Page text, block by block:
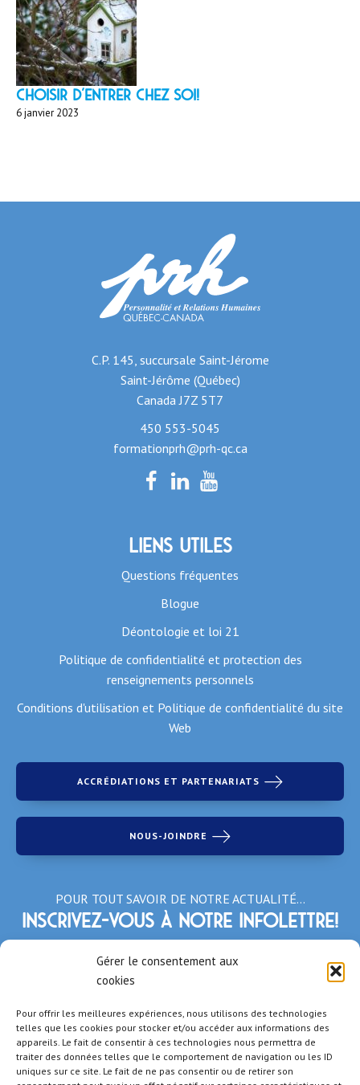
Gérer le consentement aux
cookies
Pour offrir les meilleures expériences, nous utilisons des technologies
telles que les cookies pour stocker et/ou accéder aux informations des
appareils. Le fait de consentir à ces technologies nous permettra de
traiter des données telles que le comportement de navigation ou les ID
uniques sur ce site. Le fait de ne pas consentir ou de retirer son
Choisir d'entrer chez soi!
6 janvier 2023
C.P. 145, succursale Saint-Jérome
Saint-Jérôme (Québec)
Canada J7Z 5T7
450 553-5045
formationprh@prh-qc.ca
Liens utiles
Questions fréquentes
Blogue
Déontologie et loi 21
Politique de confidentialité et protection des
renseignements personnels
Conditions d'utilisation et Politique de confidentialité du site
Web
ACCRÉDIATIONS ET PARTENARIATS
NOUS-JOINDRE
POUR TOUT SAVOIR DE NOTRE ACTUALITÉ…
Inscrivez-vous à notre infolettre!
*Champs obligatoires